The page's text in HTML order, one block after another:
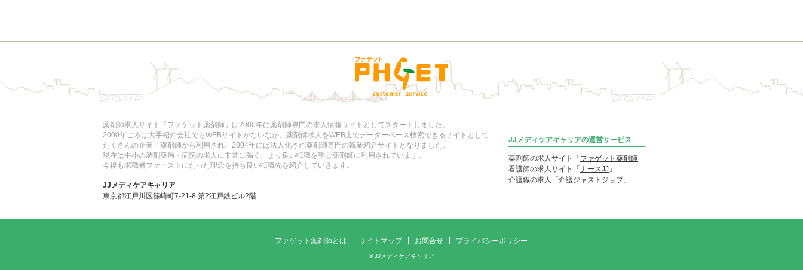
薬剤師求人サイト「ファゲット薬剤師」は2000年に薬剤師専門の求人情報サイトとしてスタートしました。
2000年ごろは大手紹介会社でもWEBサイトがないなか、薬剤師求人をWEB上でデーターベース検索できるサイトとして
たくさんの企業・薬剤師から利用され、2004年には法人化され薬剤師専門の職業紹介サイトとなりました。
現在は中小の調剤薬局・病院の求人に非常に強く、より良い転職を望む薬剤師に利用されています。
今後も求職者ファーストにたった理念を持ち良い転職先を紹介していきます。
JJメディケアキャリア
東京都江戸川区篠崎町7-21-8 第2江戸鉄ビル2階
JJメディケアキャリアの運営サービス
薬剤師の求人サイト「 ファゲット薬剤師 」
看護師の求人サイト「 ナースJJ 」
介護職の求人「 介護ジャストジョブ 」
ファゲット薬剤師とは サイトマップ お問合せ プライバシーポリシー
© JJメディケアキャリア